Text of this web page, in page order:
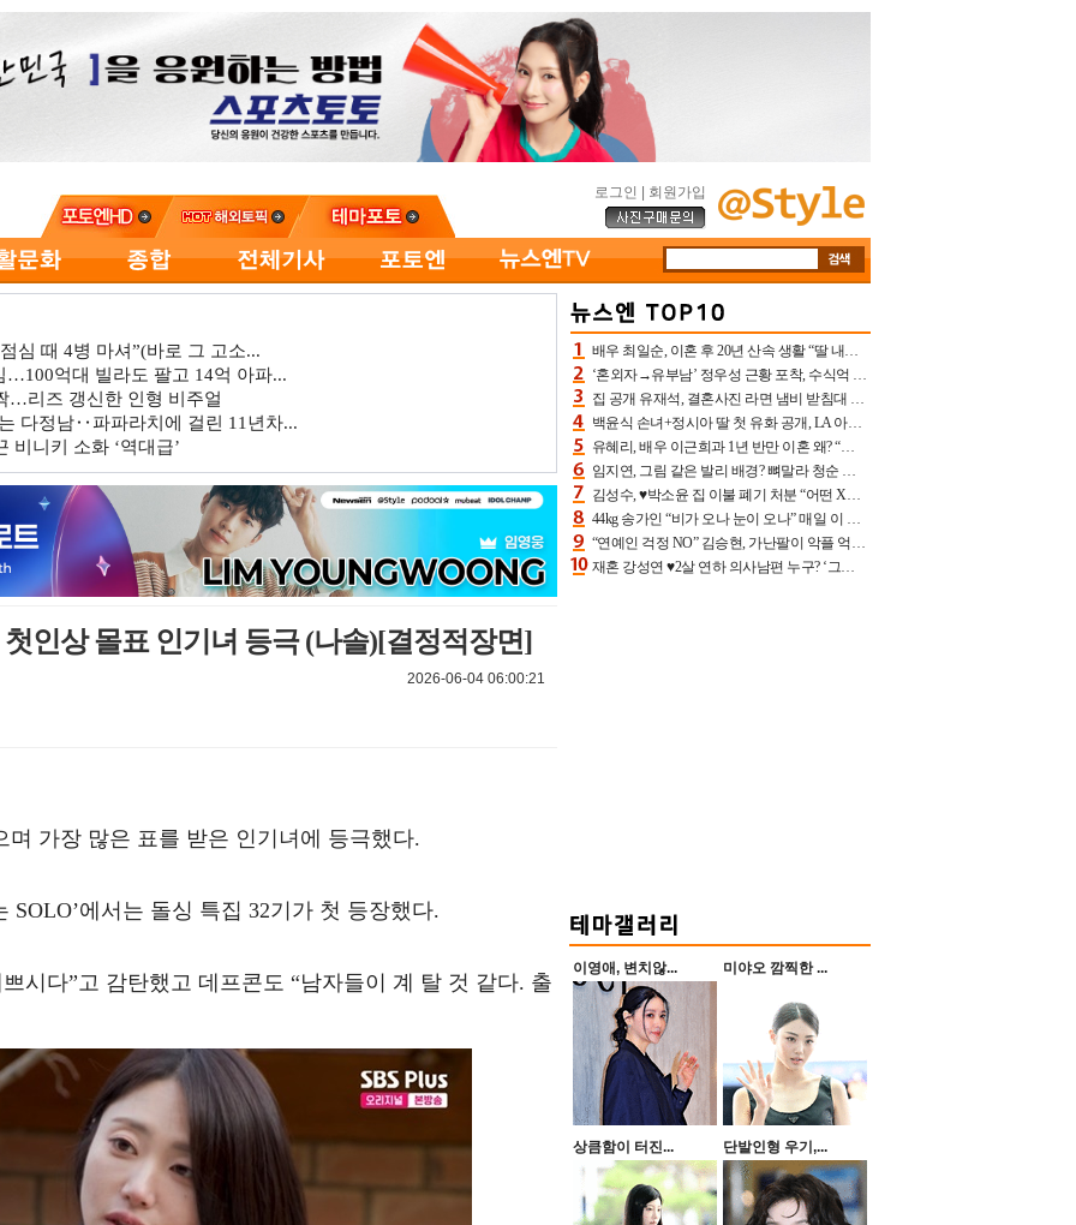
로그인 회원가입
심 때 4병 마셔”(바로 그 고소...
억대 빌라도 팔고 14억 아파...
…리즈 갱신한 인형 비주얼
다정남‥파파라치에 걸린 11년차...
비니키 소화 ‘역대급’
인상 몰표 인기녀 등극 (나솔)[결정적장면]
2026-06-04 06:00:21
가장 많은 표를 받은 인기녀에 등극했다.
SOLO’에서는 돌싱 특집 32기가 첫 등장했다.
시다”고 감탄했고 데프콘도 “남자들이 계 탈 것 같다. 출
배우 최일순, 이혼 후 20년 산속 생활 “딸 내가 버렸다고 원망‥맘 아파”(특종)[어제TV]
‘혼외자→유부남’ 정우성 근황 포착, 수식억 해킹 피해 후배 만났다 “존경하는”
집 공개 유재석, 결혼사진 라면 냄비 받침대 되고 분노‥가족사진도 피해(놀뭐)[어제TV]
백윤식 손녀+정시아 딸 첫 유화 공개, LA 아트쇼→서울국제조각페스타 작가다운 수준급 실력
유혜리, 배우 이근희과 1년 반만 이혼 왜? “식칼 꽂고 의자 던져” 충격 폭로(특종)[어제TV]
임지연, 그림 같은 발리 배경? 뼈말라 청순 비키니 핏에 상대 안 되네
김성수, ♥박소윤 집 이불 폐기 처분 “어떤 X이랑 썼을지 몰라” 질투(신랑수업2)[어제TV]
44kg 송가인 “비가 오나 눈이 오나” 매일 이 운동, 허벅지 근육량 상승+체지방 감소
“연예인 걱정 NO” 김승현, 가난팔이 악플 억울할만‥아내+딸과 日 여행
재혼 강성연 ♥2살 연하 의사남편 누구? ‘그알’ 자문의에 훈남 비주얼 초엘리트 스펙 [종합]
이영애, 변치않... 미야오 깜찍한 ...
상큼함이 터진... 단발인형 우기,...